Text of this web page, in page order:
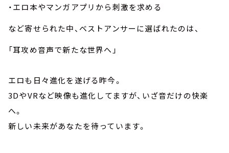
・エロ本やマンガアプリから刺激を求める
など寄せられた中、ベストアンサーに選ばれたのは、
「耳攻め音声で新たな世界へ」
エロも日々進化を遂げる昨今。
3DやVRなど映像も進化してますが、いざ音だけの快楽
へ。
新しい未来があなたを待っています。